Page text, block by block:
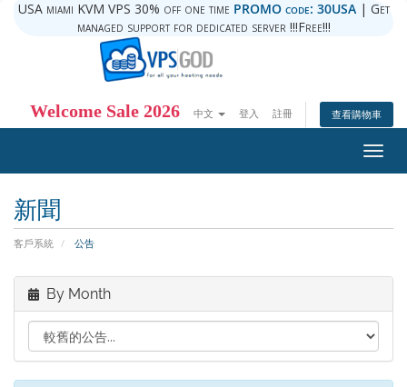
USA miami KVM VPS 30% off one time PROMO code: 30USA| Get
managed support for dedicated server !!!Free!!!
Welcome Sale 2026 中文 登入 註冊 查看購物車
新聞
客戶系統 公告
By Month